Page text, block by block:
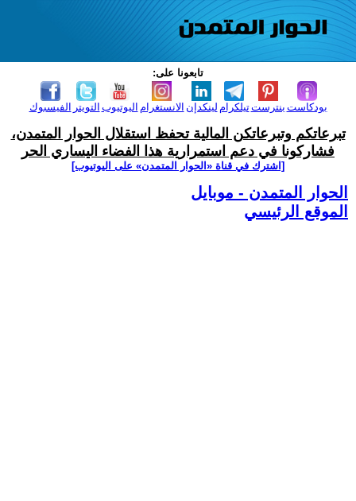
تابعونا على:
الفيسبوك التويتر اليوتيوب الانستغرام لينكدإن تيلكرامبنترست بودكاست
تبرعاتكم وتبرعاتكن المالية تحفظ استقلال الحوار المتمدن،
فشاركونا في دعم استمرارية هذا الفضاء اليساري الحر
[اشترك في قناة ‫«الحوار المتمدن» على اليوتيوب]
الحوار المتمدن - موبايل
الموقع الرئيسي